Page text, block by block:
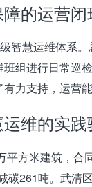
的运营闭
智慧运维体系
组进行日常巡
力支持，运营
维的实践
方米建筑，合
碳261吨。 武清